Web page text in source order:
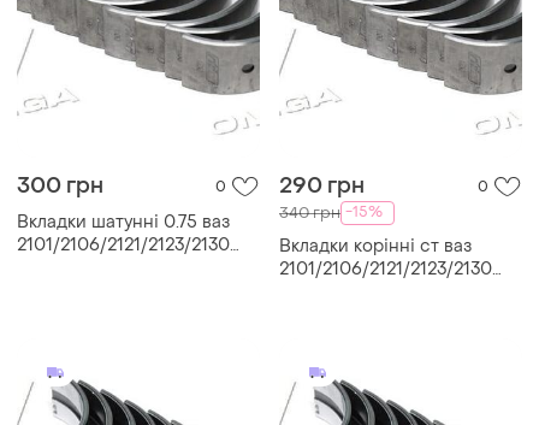
300 грн 0
Вкладки шатунні 0.75 ваз
2101/2106/2121/2123/2130
290 грн 0
340 грн -15%
Вкладки корінні ст ваз
2101/2106/2121/2123/2130